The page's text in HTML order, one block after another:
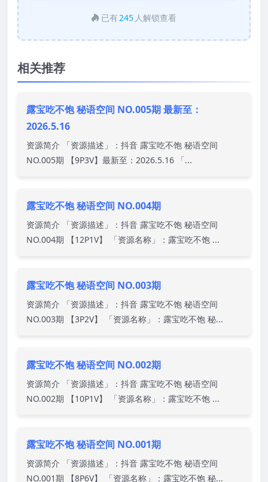
已有 245 人解锁查看
相关推荐
露宝吃不饱 秘语空间 NO.005期 最新至：
2026.5.16
资源简介 「资源描述」：抖音 露宝吃不饱 秘语空间
NO.005期 【9P3V】最新至：2026.5.16 「...
露宝吃不饱 秘语空间 NO.004期
资源简介 「资源描述」：抖音 露宝吃不饱 秘语空间
NO.004期 【12P1V】 「资源名称」：露宝吃不饱 ...
露宝吃不饱 秘语空间 NO.003期
资源简介 「资源描述」：抖音 露宝吃不饱 秘语空间
NO.003期 【3P2V】 「资源名称」：露宝吃不饱 秘...
露宝吃不饱 秘语空间 NO.002期
资源简介 「资源描述」：抖音 露宝吃不饱 秘语空间
NO.002期 【10P1V】 「资源名称」：露宝吃不饱 ...
露宝吃不饱 秘语空间 NO.001期
资源简介 「资源描述」：抖音 露宝吃不饱 秘语空间
NO.001期 【8P6V】 「资源名称」：露宝吃不饱 秘...